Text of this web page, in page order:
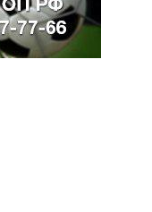
художники